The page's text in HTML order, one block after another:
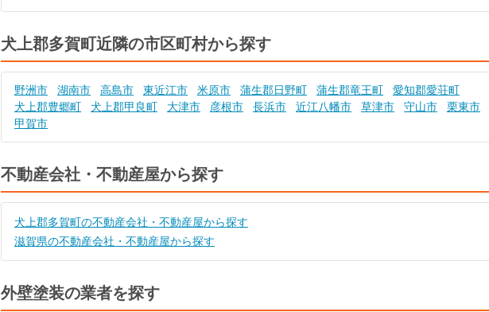
犬上郡多賀町近隣の市区町村から探す
野洲市 湖南市 高島市 東近江市 米原市 蒲生郡日野町 蒲生郡竜王町
愛知郡愛荘町
犬上郡豊郷町
犬上郡甲良町 大津市 彦根市 長浜市 近江八幡市 草津市 守山市
栗東市
甲賀市
不動産会社・不動産屋から探す
犬上郡多賀町の不動産会社・不動産屋から探す
滋賀県の不動産会社・不動産屋から探す
外壁塗装の業者を探す